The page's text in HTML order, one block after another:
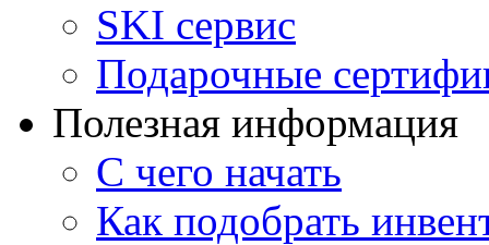
SKI сервис
Подарочные
Полезная информация
С чего начать
Как подобрать